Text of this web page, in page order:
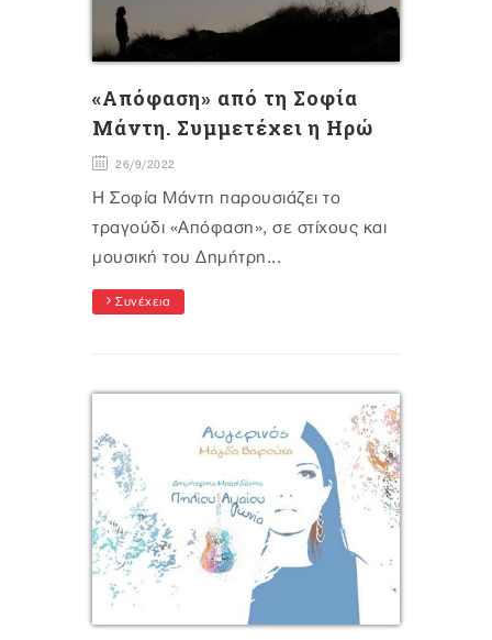
«Απόφαση» από τη Σοφία
Μάντη. Συμμετέχει η Ηρώ
26/9/2022
Η Σοφία Μάντη παρουσιάζει το
τραγούδι «Απόφαση», σε στίχους και
μουσική του Δημήτρη...
Συνέχεια